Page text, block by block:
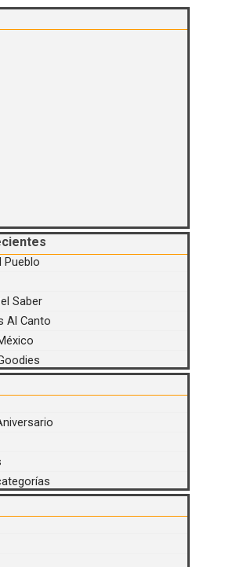
Anuncios I
Artículos Recientes
Pueblo
Saber
Al Canto
Mes